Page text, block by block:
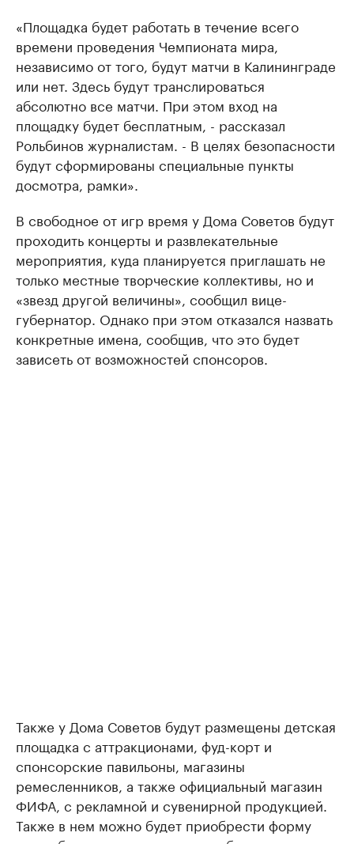
«Площадка будет работать в течение всего
времени проведения Чемпионата мира,
независимо от того, будут матчи в Калининграде
или нет. Здесь будут транслироваться
абсолютно все матчи. При этом вход на
площадку будет бесплатным, - рассказал
Рольбинов журналистам. - В целях безопасности
будут сформированы специальные пункты
досмотра, рамки».
В свободное от игр время у Дома Советов будут
проходить концерты и развлекательные
мероприятия, куда планируется приглашать не
только местные творческие коллективы, но и
«звезд другой величины», сообщил вице-
губернатор. Однако при этом отказался назвать
конкретные имена, сообщив, что это будет
зависеть от возможностей спонсоров.
Также у Дома Советов будут размещены детская
площадка с аттракционами, фуд-корт и
спонсорские павильоны, магазины
ремесленников, а также официальный магазин
ФИФА, с рекламной и сувенирной продукцией.
Также в нем можно будет приобрести форму